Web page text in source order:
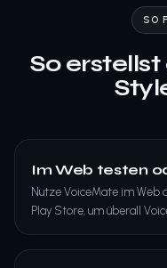
SO
So
Im Web testen
Nutze VoiceMate im
Play Store, um überall